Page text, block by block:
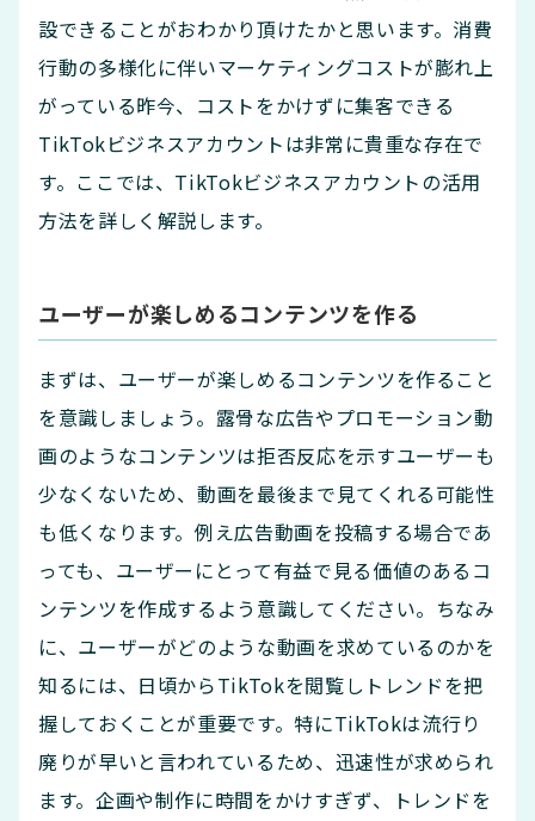
設できることがおわかり頂けたかと思います。消費
行動の多様化に伴いマーケティングコストが膨れ上
がっている昨今、コストをかけずに集客できる
TikTokビジネスアカウントは非常に貴重な存在で
す。ここでは、TikTokビジネスアカウントの活用
方法を詳しく解説します。
ユーザーが楽しめるコンテンツを作る
まずは、ユーザーが楽しめるコンテンツを作ること
を意識しましょう。露骨な広告やプロモーション動
画のようなコンテンツは拒否反応を示すユーザーも
少なくないため、動画を最後まで見てくれる可能性
も低くなります。例え広告動画を投稿する場合であ
っても、ユーザーにとって有益で見る価値のあるコ
ンテンツを作成するよう意識してください。ちなみ
に、ユーザーがどのような動画を求めているのかを
知るには、日頃からTikTokを閲覧しトレンドを把
握しておくことが重要です。特にTikTokは流行り
廃りが早いと言われているため、迅速性が求められ
ます。企画や制作に時間をかけすぎず、トレンドを